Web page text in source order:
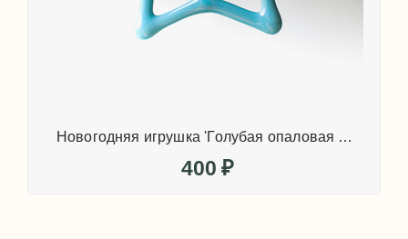
Новогодняя игрушка 'Голубая опаловая звезда большая'
400 ₽